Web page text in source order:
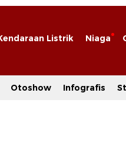
Listrik Niaga
Otoshow Infografis